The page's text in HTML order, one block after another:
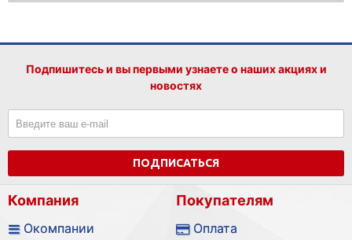
Подпишитесь и вы первыми узнаете о наших акциях и
новостях
ПОДПИСАТЬСЯ
Компания
Окомпании
Покупателям
Оплата